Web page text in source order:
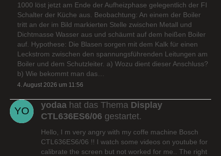
1000 löst jetzt am Ende der Aufheizphase gelegentlich der FI
Schalter der Küche aus. Beobachtung: An einem der Boiler
tritt an der im Bild markierten Stelle zwischen Metall und
Dichtmasse Wasser aus und schäumt auf dem heißen Boiler
auf. Hypothese: Die Blasen sorgen mit dem Kalk für einen
Leckstrom zwischen den spannungsführenden Leitungen am
Boiler und dem Schutzleiter. a) Wozu dient dieser Anschluss?
b) Wie bekommt man das…
4. August 2026 um 11:56
yodaa hat das Thema Display
CTL636ES6/06 gestartet.
Hello, I m very angry with my coffe machine Bosch
CTL636ES6/06 !! I watch some videos on youtube for
calibrate the screen but not worked for me.. The right